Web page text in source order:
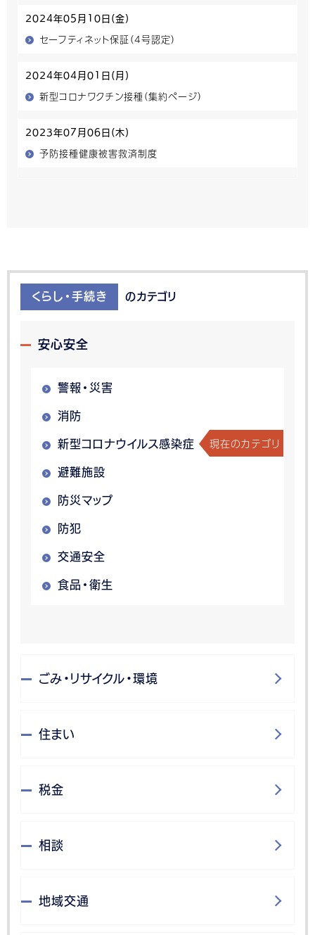
2024年05月10日(金)
セーフティネット保証（4号認定）
2024年04月01日(月)
新型コロナワクチン接種（集約ページ）
2023年07月06日(木)
予防接種健康被害救済制度
くらし・手続き のカテゴリ
安心安全
警報・災害
消防
新型コロナウイルス感染症 現在のカテゴリ
避難施設
防災マップ
防犯
交通安全
食品・衛生
ごみ・リサイクル・環境
住まい
税金
相談
地域交通